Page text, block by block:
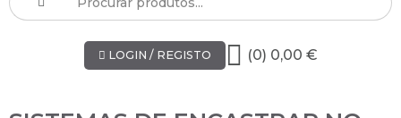
LOGIN / REGISTO (0) 0,00 €